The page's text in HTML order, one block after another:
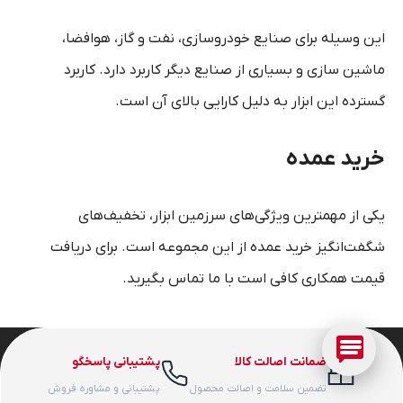
این وسیله برای صنایع خودروسازی، نفت و گاز، هوافضا،
ماشین سازی و بسیاری از صنایع دیگر کاربرد دارد. کاربرد
گسترده این ابزار به دلیل کارایی بالای آن است.
خرید عمده
یکی از مهمترین ویژگی‌های سرزمین ابزار، تخفیف‌های
شگفت‌انگیز خرید عمده از این مجموعه است. برای دریافت
قیمت همکاری کافی است با ما تماس بگیرید.
ضمانت اصالت کالا
تضمین سلامت و اصالت محصول
پشتیبانی پاسخگو
پشتیبانی و مشاوره فروش